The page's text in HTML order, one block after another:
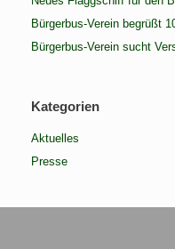
Bürgerbus-Verein begrüßt
Bürgerbus-Verein sucht
Kategorien
Aktuelles
Presse